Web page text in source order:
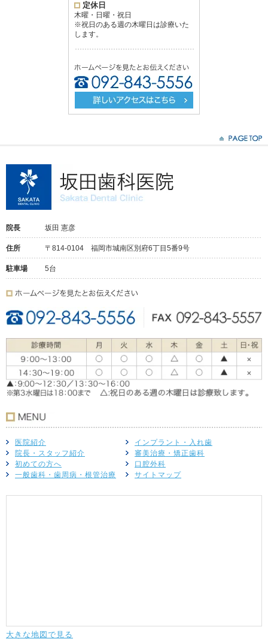
定休日
木曜・日曜・祝日
※祝日のある週の木曜日は診療いた
します。
院長 坂田 憲彦
住所 〒814-0104 福岡市城南区別府6丁目5番9号
駐車場 5台
医院紹介
院長・スタッフ紹介
初めての方へ
一般歯科・歯周病・根管治療
インプラント・入れ歯
審美治療・矯正歯科
口腔外科
サイトマップ
大きな地図で見る